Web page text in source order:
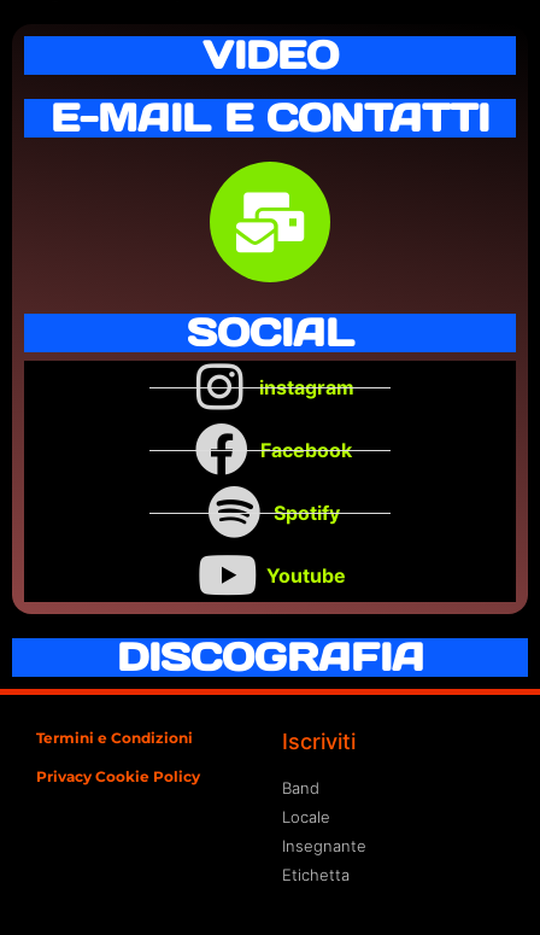
VIDEO
E-MAIL E CONTATTI
SOCIAL
instagram
Facebook
Spotify
Youtube
DISCOGRAFIA
Termini e Condizioni
Privacy Cookie Policy
Iscriviti
Band
Locale
Insegnante
Etichetta